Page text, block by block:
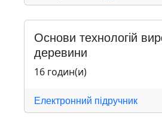
Основи технологій
деревини
16 годин(и)
Електронний підручник